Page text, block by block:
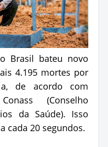
Brasil bateu novo
4.195 mortes por
de acordo com
(Conselho
da Saúde). Isso
cada 20 segundos.